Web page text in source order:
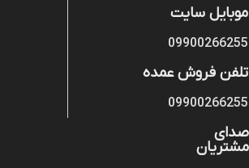
موبایل سایت
09900266255
تلفن فروش عمده
09900266255
صدای
مشتریان